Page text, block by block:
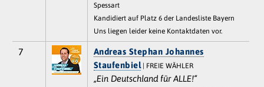
Spessart
Kandidiert auf Platz 6 der Landesliste Bayern
Uns liegen leider keine Kontaktdaten vor.
7
Andreas Stephan Johannes
Staufenbiel| FREIE WÄHLER
„Ein Deutschland für ALLE!“